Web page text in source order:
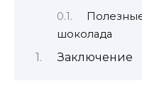
шоколада
Заключение